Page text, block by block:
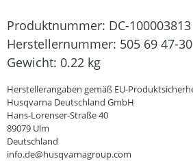
Produktnummer: DC-100003813
Herstellernummer: 505 69 47-30
Gewicht: 0.22 kg
Herstellerangaben gemäß EU-
Husqvarna Deutschland GmbH
Hans-Lorenser-Straße 40
89079 Ulm
Deutschland
info.de@husqvarnagroup.com